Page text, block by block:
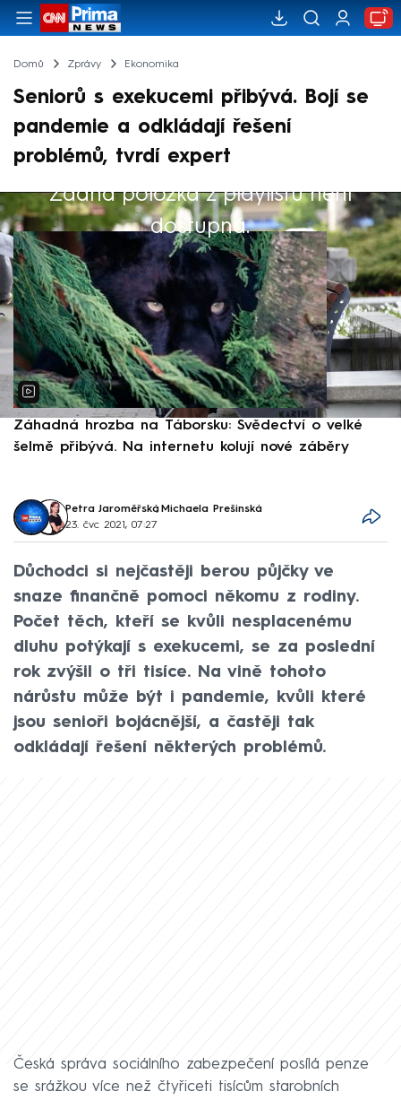
Domů Zprávy Ekonomika
Seniorů s exekucemi přibývá. Bojí se
pandemie a odkládají řešení
problémů, tvrdí expert
Žádná položka z playlistu není
dostupná.
Výběr redakce
Záhadná hrozba na Táborsku: Svědectví o velké
šelmě přibývá. Na internetu kolují nové záběry
Petra Jaroměřská, Michaela Prešinská
23. čvc 2021, 07:27
Důchodci si nejčastěji berou půjčky ve
snaze finančně pomoci někomu z rodiny.
Počet těch, kteří se kvůli nesplacenému
dluhu potýkají s exekucemi, se za poslední
rok zvýšil o tři tisíce. Na vině tohoto
nárůstu může být i pandemie, kvůli které
jsou senioři bojácnější, a častěji tak
odkládají řešení některých problémů.
Česká správa sociálního zabezpečení posílá penze
se srážkou více než čtyřiceti tisícům starobních